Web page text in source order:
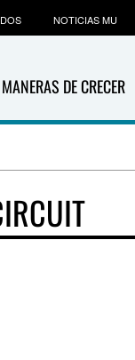
MANERAS DE CRECER
NOTICIAS MU